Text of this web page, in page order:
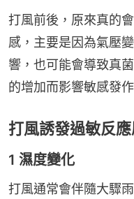
打風前後，原來真的
感，主要是因為氣壓
響，也可能會導致真
的增加而影響敏感發作
打風誘發過敏反應
1 濕度變化
打風通常會伴隨大驟